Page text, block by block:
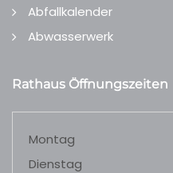
Abfallkalender
Abwasserwerk
Rathaus Öffnungszeiten
Montag
Dienstag